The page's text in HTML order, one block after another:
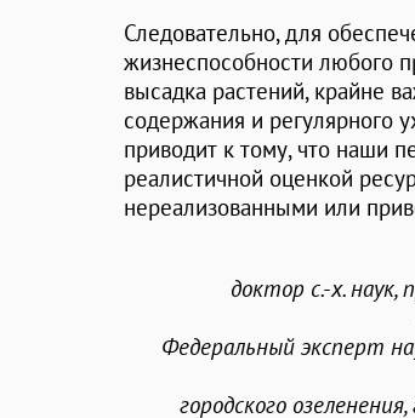
Следовательно, для
жизнеспособности любого
высадка растений, крайне
содержания и регулярного
приводит к тому, что наши
реалистичной оценкой
нереализованными или
доктор с.-х. наук,
Федеральный эксперт
городского